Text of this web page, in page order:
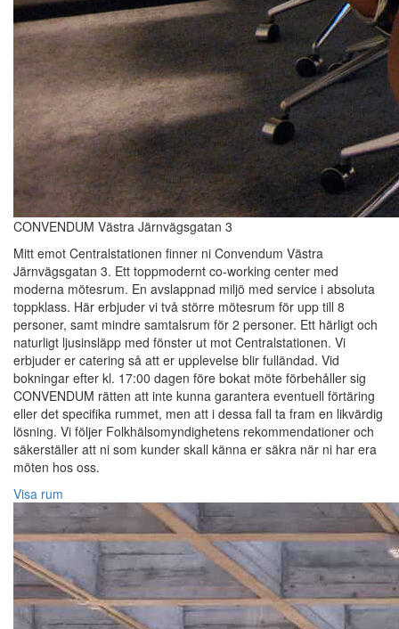
CONVENDUM Västra Järnvägsgatan 3
Mitt emot Centralstationen finner ni Convendum Västra
Järnvägsgatan 3. Ett toppmodernt co-working center med
moderna mötesrum. En avslappnad miljö med service i absoluta
toppklass. Här erbjuder vi två större mötesrum för upp till 8
personer, samt mindre samtalsrum för 2 personer. Ett härligt och
naturligt ljusinsläpp med fönster ut mot Centralstationen. Vi
erbjuder er catering så att er upplevelse blir fulländad. Vid
bokningar efter kl. 17:00 dagen före bokat möte förbehåller sig
CONVENDUM rätten att inte kunna garantera eventuell förtäring
eller det specifika rummet, men att i dessa fall ta fram en likvärdig
lösning. Vi följer Folkhälsomyndighetens rekommendationer och
säkerställer att ni som kunder skall känna er säkra när ni har era
möten hos oss.
Visa rum